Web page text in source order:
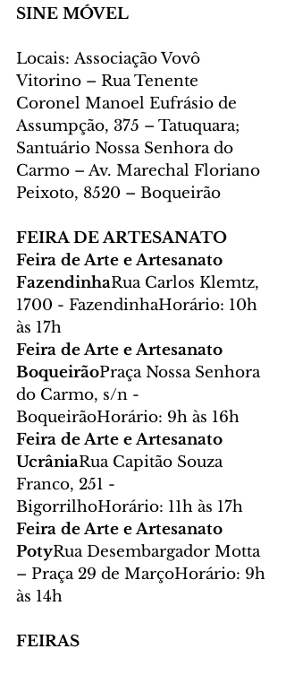
SINE MÓVEL
Locais: Associação Vovô
Vitorino – Rua Tenente
Coronel Manoel Eufrásio de
Assumpção, 375 – Tatuquara;
Santuário Nossa Senhora do
Carmo – Av. Marechal Floriano
Peixoto, 8520 – Boqueirão
FEIRA DE ARTESANATO
Feira de Arte e Artesanato
FazendinhaRua Carlos Klemtz,
1700 - FazendinhaHorário: 10h
às 17h
Feira de Arte e Artesanato
BoqueirãoPraça Nossa Senhora
do Carmo, s/n -
BoqueirãoHorário: 9h às 16h
Feira de Arte e Artesanato
UcrâniaRua Capitão Souza
Franco, 251 -
BigorrilhoHorário: 11h às 17h
Feira de Arte e Artesanato
PotyRua Desembargador Motta
– Praça 29 de MarçoHorário: 9h
às 14h
FEIRAS